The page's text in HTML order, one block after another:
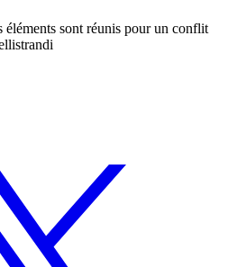
éléments sont réunis pour un conflit